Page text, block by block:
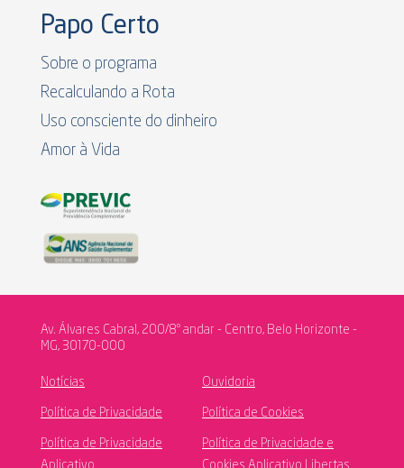
Papo Certo
Sobre o programa
Recalculando a Rota
Uso consciente do dinheiro
Amor à Vida
Av. Álvares Cabral, 200/8º andar - Centro, Belo Horizonte -
MG, 30170-000
Notícias Ouvidoria
Política de Privacidade Política de Cookies
Política de Privacidade
Aplicativo
Política de Privacidade e
Cookies Aplicativo Libertas